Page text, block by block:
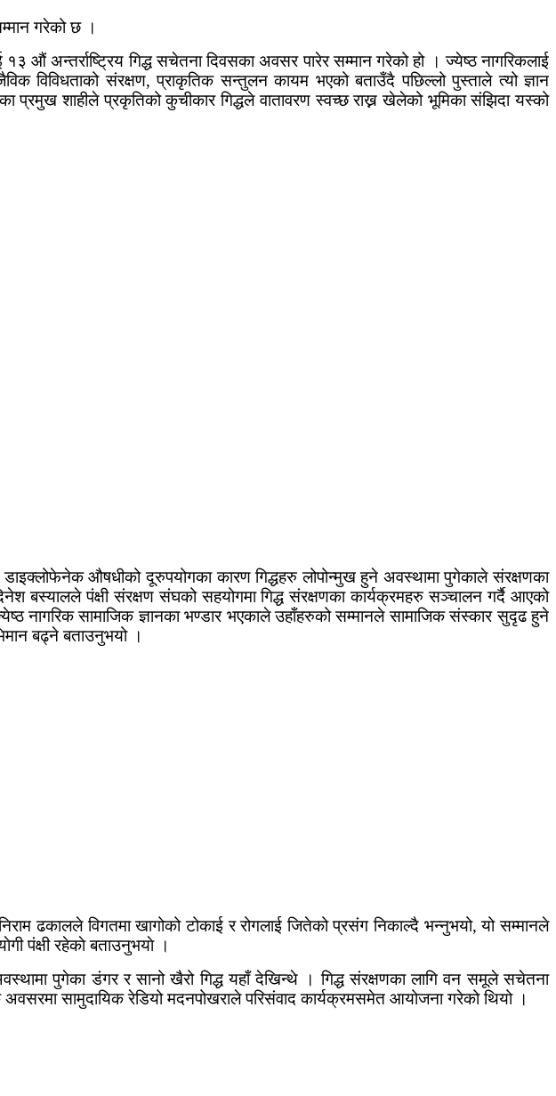
गरेको छ ।
औं अन्तर्राष्ट्रिय गिद्ध सचेतना दिवसका अवसर पारेर सम्मान गरेको हो । ज्येष्ठ नागरिकलाई
विविधताको संरक्षण, प्राकृतिक सन्तुलन कायम भएको बताउँदै पछिल्लो पुस्ताले त्यो ज्ञान
प्रमुख शाहीले प्रकृतिको कुचीकार गिद्धले वातावरण स्वच्छ राख्न खेलेको भूमिका संझिदा यस्को
औषधीको दूरुपयोगका कारण गिद्धहरु लोपोन्मुख हुने अवस्थामा पुगेकाले संरक्षणका
बस्यालले पंक्षी संरक्षण संघको सहयोगमा गिद्ध संरक्षणका कार्यक्रमहरु सञ्चालन गर्दै आएको
नागरिक सामाजिक ज्ञानका भण्डार भएकाले उहाँहरुको सम्मानले सामाजिक संस्कार सुदृढ हुने
बढ्ने बताउनुभयो ।
ढकालले विगतमा खागोको टोकाई र रोगलाई जितेको प्रसंग निकाल्दै भन्नुभयो, यो सम्मानले
पंक्षी रहेकाे बताउनुभयाे ।
पुगेका डंगर र सानो खैरो गिद्ध यहाँ देखिन्थे । गिद्ध संरक्षणका लागि वन समूले सचेतना
सामुदायिक रेडियो मदनपोखराले परिसंवाद कार्यक्रमसमेत आयोजना गरेको थियो ।